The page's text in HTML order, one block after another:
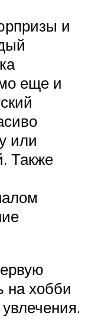
и
еще и
или
Также
на хобби